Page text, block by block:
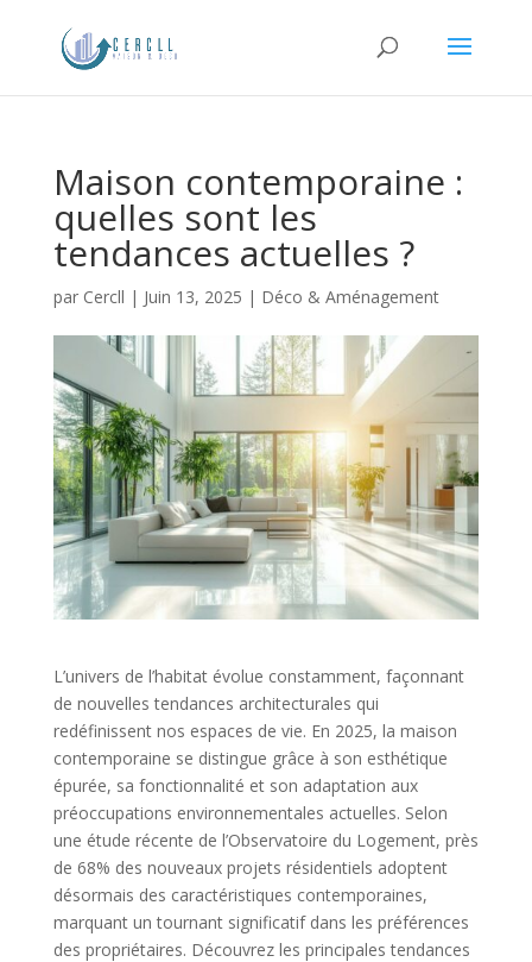
Maison contemporaine :
quelles sont les
tendances actuelles ?
par Cercll | Juin 13, 2025 | Déco & Aménagement
L’univers de l’habitat évolue constamment, façonnant
de nouvelles tendances architecturales qui
redéfinissent nos espaces de vie. En 2025, la maison
contemporaine se distingue grâce à son esthétique
épurée, sa fonctionnalité et son adaptation aux
préoccupations environnementales actuelles. Selon
une étude récente de l’Observatoire du Logement, près
de 68% des nouveaux projets résidentiels adoptent
désormais des caractéristiques contemporaines,
marquant un tournant significatif dans les préférences
des propriétaires. Découvrez les principales tendances